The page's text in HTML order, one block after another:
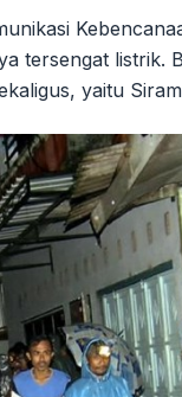
tersengat listrik.
yaitu